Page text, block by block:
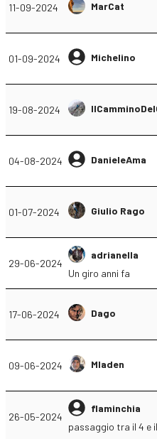
11-09-2024 MarCat
01-09-2024 Michelino
19-08-2024
04-08-2024 DanieleAma
01-07-2024 Giulio Rago
29-06-2024
adrianella
Un giro anni fa
17-06-2024 Dago
09-06-2024 Mladen
26-05-2024
flaminchia
passaggio tra il 4 e